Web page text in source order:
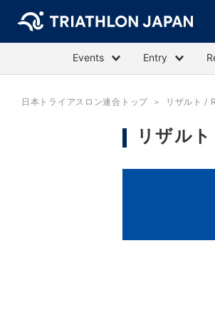
Events Entry
日本トライアスロン連合トップ リザルト /
リザルト